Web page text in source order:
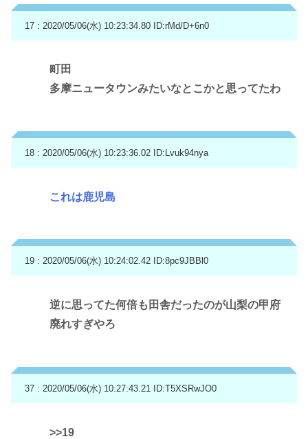
17 : 2020/05/06(水) 10:23:34.80 ID:rMd/D+6n0
町田
多摩ニュータウンみたいなとこかと思ってたわ
18 : 2020/05/06(水) 10:23:36.02 ID:Lvuk94nya
これは鹿児島
19 : 2020/05/06(水) 10:24:02.42 ID:8pc9JBBl0
逆に思ってた何倍も田舎だったのが山梨の甲府
廃れすぎやろ
37 : 2020/05/06(水) 10:27:43.21 ID:T5XSRwJO0
>>19